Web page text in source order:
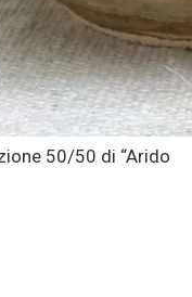
50/50 di “Arido